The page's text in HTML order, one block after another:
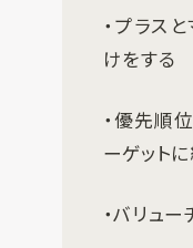
・プラス
けをする
・優先順
ーゲット
・バリュ